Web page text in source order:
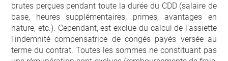
brutes perçues pendant toute la durée du CDD (salaire de
base, heures supplémentaires, primes, avantages en
nature, etc.). Cependant, est exclue du calcul de l’assiette
l’indemnité compensatrice de congés payés versée au
terme du contrat. Toutes les sommes ne constituant pas